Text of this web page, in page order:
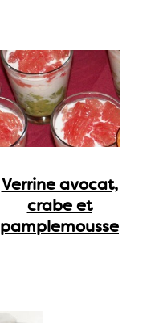
Verrine avocat,
crabe et
pamplemousse